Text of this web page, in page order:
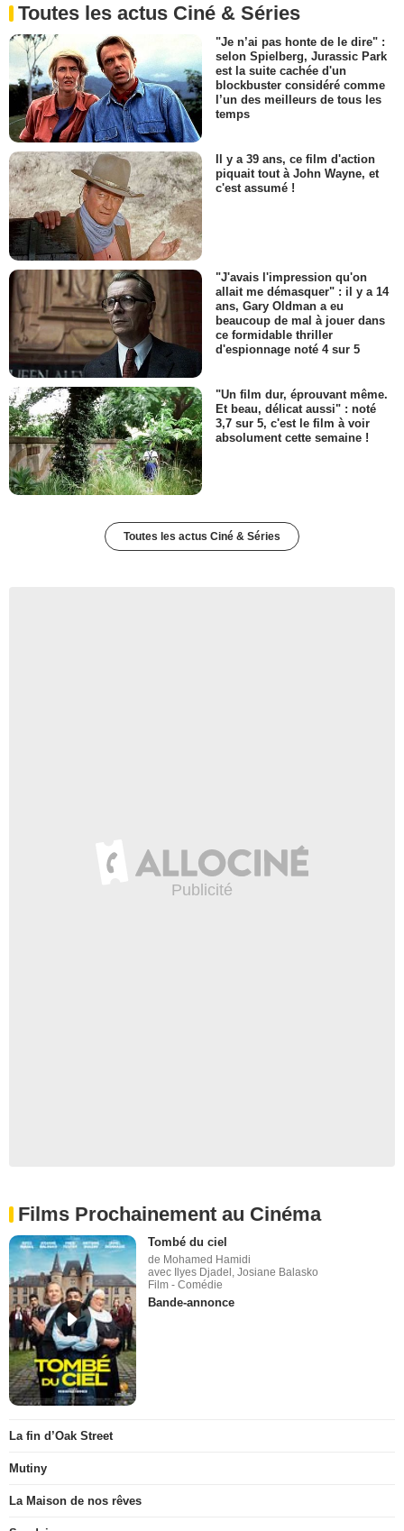
Toutes les actus Ciné & Séries
"Je n’ai pas honte de le dire" :
selon Spielberg, Jurassic Park
est la suite cachée d'un
blockbuster considéré comme
l’un des meilleurs de tous les
temps
Il y a 39 ans, ce film d'action
piquait tout à John Wayne, et
c'est assumé !
"J'avais l'impression qu'on
allait me démasquer" : il y a 14
ans, Gary Oldman a eu
beaucoup de mal à jouer dans
ce formidable thriller
d'espionnage noté 4 sur 5
"Un film dur, éprouvant même.
Et beau, délicat aussi" : noté
3,7 sur 5, c'est le film à voir
absolument cette semaine !
Toutes les actus Ciné & Séries
Films Prochainement au Cinéma
Tombé du ciel
de Mohamed Hamidi
avec Ilyes Djadel, Josiane Balasko
Film - Comédie
Bande-annonce
La fin d’Oak Street
Mutiny
La Maison de nos rêves